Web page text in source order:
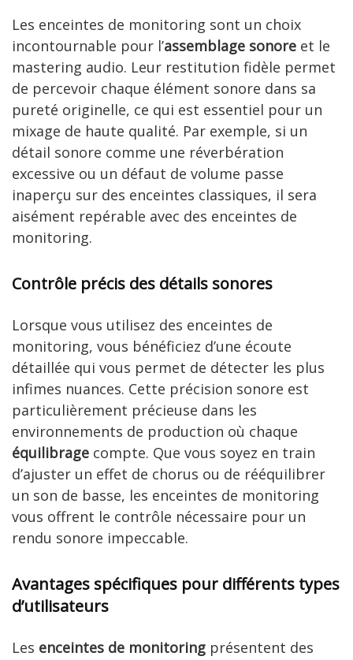
Les enceintes de monitoring sont un choix
incontournable pour l’assemblage sonore et le
mastering audio. Leur restitution fidèle permet
de percevoir chaque élément sonore dans sa
pureté originelle, ce qui est essentiel pour un
mixage de haute qualité. Par exemple, si un
détail sonore comme une réverbération
excessive ou un défaut de volume passe
inaperçu sur des enceintes classiques, il sera
aisément repérable avec des enceintes de
monitoring.
Contrôle précis des détails sonores
Lorsque vous utilisez des enceintes de
monitoring, vous bénéficiez d’une écoute
détaillée qui vous permet de détecter les plus
infimes nuances. Cette précision sonore est
particulièrement précieuse dans les
environnements de production où chaque
équilibrage compte. Que vous soyez en train
d’ajuster un effet de chorus ou de rééquilibrer
un son de basse, les enceintes de monitoring
vous offrent le contrôle nécessaire pour un
rendu sonore impeccable.
Avantages spécifiques pour différents types
d’utilisateurs
Les enceintes de monitoring présentent des